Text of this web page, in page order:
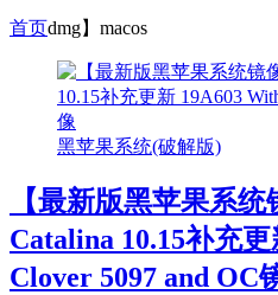
首页dmg】macos
黑苹果系统(破解版)
【最新版黑苹果系
Catalina 10.15补充
Clover 5097 and OC